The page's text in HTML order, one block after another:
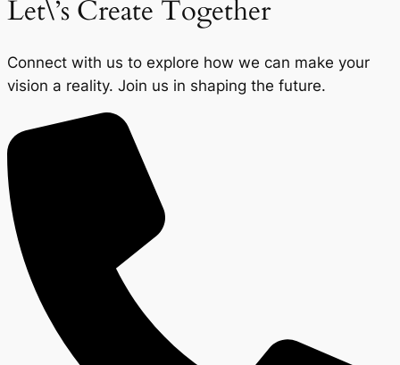
Let\’s Create Together
Connect with us to explore how we can make your
vision a reality. Join us in shaping the future.